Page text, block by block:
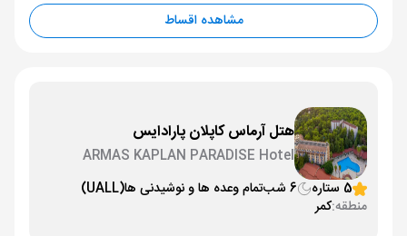
مشاهده اقساط
هتل آرماس کاپلان پارادایس
ARMAS KAPLAN PARADISE Hotel
5 ستاره
6 شب تمام وعده ها و نوشیدنی ها(UALL)
منطقه:کمر